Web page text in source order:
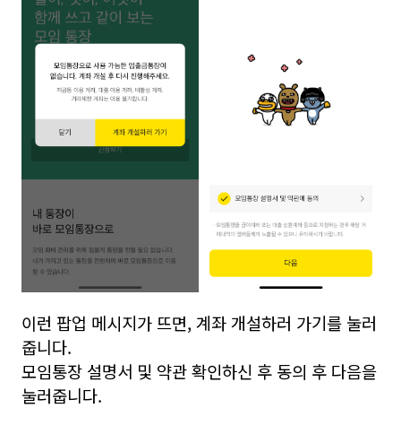
이런 팝업 메시지가 뜨면, 계좌 개설하러 가기를 눌러
줍니다.
모임통장 설명서 및 약관 확인하신 후 동의 후 다음을
눌러줍니다.